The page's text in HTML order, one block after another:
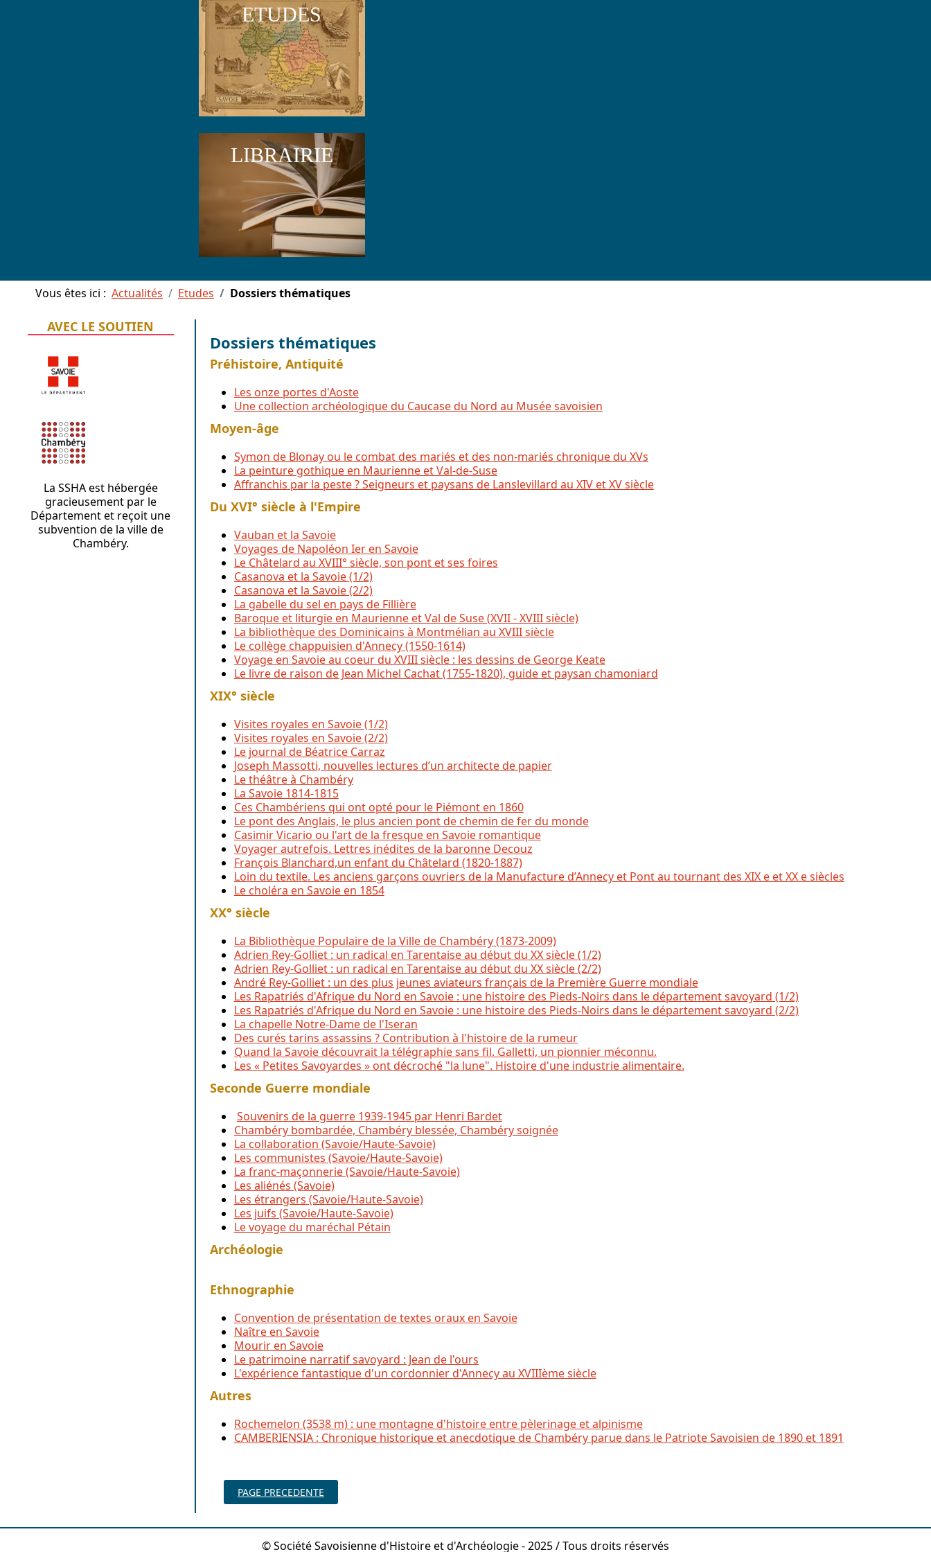
ETUDES
LIBRAIRIE
Vous êtes ici : Actualités Etudes Dossiers thématiques
AVEC LE SOUTIEN
La SSHA est hébergée
gracieusement par le
Département et reçoit une
subvention de la ville de
Chambéry.
Dossiers thématiques
Préhistoire, Antiquité
Les onze portes d'Aoste
Une collection archéologique du Caucase du Nord au Musée savoisien
Moyen-âge
Symon de Blonay ou le combat des mariés et des non-mariés chronique du XVs
La peinture gothique en Maurienne et Val-de-Suse
Affranchis par la peste ? Seigneurs et paysans de Lanslevillard au XIV et XV siècle
Du XVI° siècle à l'Empire
Vauban et la Savoie
Voyages de Napoléon Ier en Savoie
Le Châtelard au XVIII° siècle, son pont et ses foires
Casanova et la Savoie (1/2)
Casanova et la Savoie (2/2)
La gabelle du sel en pays de Fillière
Baroque et liturgie en Maurienne et Val de Suse (XVII - XVIII siècle)
La bibliothèque des Dominicains à Montmélian au XVIII siècle
Le collège chappuisien d'Annecy (1550-1614)
Voyage en Savoie au coeur du XVIII siècle : les dessins de George Keate
Le livre de raison de Jean Michel Cachat (1755-1820), guide et paysan chamoniard
XIX° siècle
Visites royales en Savoie (1/2)
Visites royales en Savoie (2/2)
Le journal de Béatrice Carraz
Joseph Massotti, nouvelles lectures d’un architecte de papier
Le théâtre à Chambéry
La Savoie 1814-1815
Ces Chambériens qui ont opté pour le Piémont en 1860
Le pont des Anglais, le plus ancien pont de chemin de fer du monde
Casimir Vicario ou l'art de la fresque en Savoie romantique
Voyager autrefois. Lettres inédites de la baronne Decouz
François Blanchard,un enfant du Châtelard (1820-1887)
Loin du textile. Les anciens garçons ouvriers de la Manufacture d’Annecy et Pont au tournant des XIX e et XX e siècles
Le choléra en Savoie en 1854
XX° siècle
La Bibliothèque Populaire de la Ville de Chambéry (1873-2009)
Adrien Rey-Golliet : un radical en Tarentaise au début du XX siècle (1/2)
Adrien Rey-Golliet : un radical en Tarentaise au début du XX siècle (2/2)
André Rey-Golliet : un des plus jeunes aviateurs français de la Première Guerre mondiale
Les Rapatriés d'Afrique du Nord en Savoie : une histoire des Pieds-Noirs dans le département savoyard (1/2)
Les Rapatriés d'Afrique du Nord en Savoie : une histoire des Pieds-Noirs dans le département savoyard (2/2)
La chapelle Notre-Dame de l'Iseran
Des curés tarins assassins ? Contribution à l'histoire de la rumeur
Quand la Savoie découvrait la télégraphie sans fil. Galletti, un pionnier méconnu.
Les « Petites Savoyardes » ont décroché "la lune". Histoire d'une industrie alimentaire.
Seconde Guerre mondiale
Souvenirs de la guerre 1939-1945 par Henri Bardet
Chambéry bombardée, Chambéry blessée, Chambéry soignée
La collaboration (Savoie/Haute-Savoie)
Les communistes (Savoie/Haute-Savoie)
La franc-maçonnerie (Savoie/Haute-Savoie)
Les aliénés (Savoie)
Les étrangers (Savoie/Haute-Savoie)
Les juifs (Savoie/Haute-Savoie)
Le voyage du maréchal Pétain
Archéologie
Ethnographie
Convention de présentation de textes oraux en Savoie
Naître en Savoie
Mourir en Savoie
Le patrimoine narratif savoyard : Jean de l'ours
L'expérience fantastique d'un cordonnier d'Annecy au XVIIIème siècle
Autres
Rochemelon (3538 m) : une montagne d'histoire entre pèlerinage et alpinisme
CAMBERIENSIA : Chronique historique et anecdotique de Chambéry parue dans le Patriote Savoisien de 1890 et 1891
PAGE PRECEDENTE
© Société Savoisienne d'Histoire et d'Archéologie - 2025 / Tous droits réservés